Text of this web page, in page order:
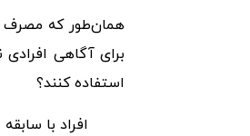
همان‌طور که مصرف
برای آگاهی
استفاده کنند؟
افراد با